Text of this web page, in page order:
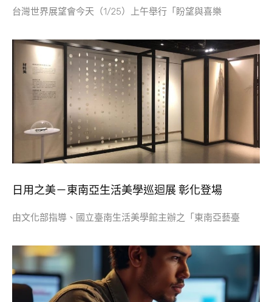
台灣世界展望會今天（1/25）上午舉行「盼望與喜樂
日用之美－東南亞生活美學巡迴展 彰化登場
由文化部指導、國立臺南生活美學館主辦之「東南亞藝臺